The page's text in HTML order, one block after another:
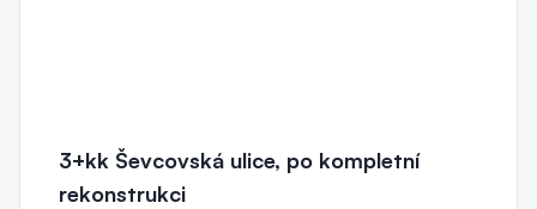
3+kk Ševcovská ulice, po kompletní
rekonstrukci